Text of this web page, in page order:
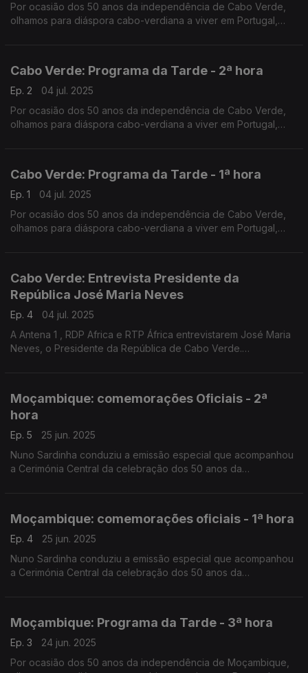
Por ocasião dos 50 anos da independência de Cabo Verde,
olhamos para diáspora cabo-verdiana a viver em Portugal,
Cabo Verde: Programa da Tarde - 2ª hora
Ep. 2
04 jul. 2025
Por ocasião dos 50 anos da independência de Cabo Verde,
olhamos para diáspora cabo-verdiana a viver em Portugal,
Cabo Verde: Programa da Tarde - 1ª hora
Ep. 1
04 jul. 2025
Por ocasião dos 50 anos da independência de Cabo Verde,
olhamos para diáspora cabo-verdiana a viver em Portugal,
Cabo Verde: Entrevista Presidente da
República José Maria Neves
Ep. 4
04 jul. 2025
A Antena 1 , RDP Africa e RTP África entrevistarem José Maria
Neves, o Presidente da República de Cabo Verde.
Moçambique: comemorações Oficiais - 2ª
hora
Ep. 5
25 jun. 2025
Nuno Sardinha conduziu a emissão especial que acompanhou
a Cerimónia Central da celebração dos 50 anos da
Moçambique: comemorações oficiais - 1ª hora
Ep. 4
25 jun. 2025
Nuno Sardinha conduziu a emissão especial que acompanhou
a Cerimónia Central da celebração dos 50 anos da
Moçambique: Programa da Tarde - 3ª hora
Ep. 3
24 jun. 2025
Por ocasião dos 50 anos da independência de Moçambique,